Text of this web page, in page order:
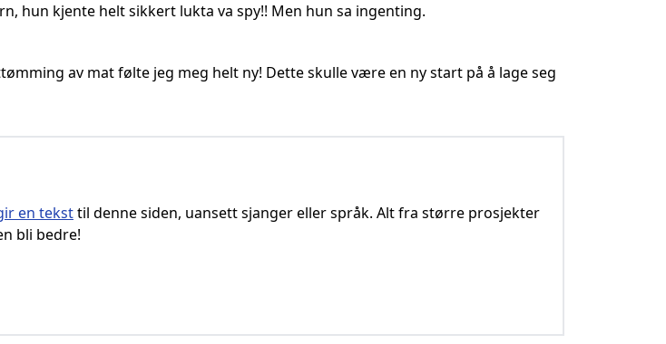
hun kjente helt sikkert lukta va spy!! Men hun sa ingenting.
av mat følte jeg meg helt ny! Dette skulle være en ny start på å lage seg
en teksttil denne siden, uansett sjanger eller språk. Alt fra større prosjekter
bli bedre!